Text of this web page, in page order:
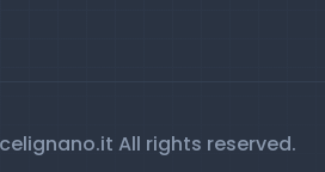
All rights reserved.